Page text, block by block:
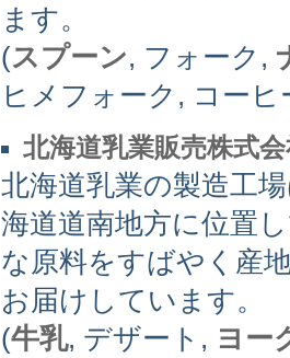
ます。
(スプーン, フォーク,
ヒメフォーク, コー
北海道乳業販売株式
北海道乳業の製造工
海道道南地方に位置
な原料をすばやく産
お届けしています。
(牛乳, デザート, ヨー